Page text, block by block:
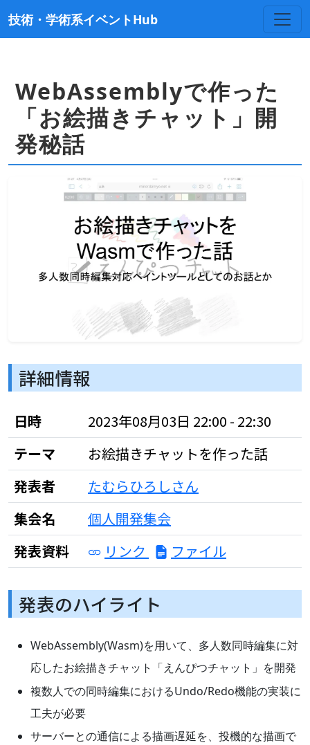
技術・学術系イベントHub
WebAssemblyで作った
「お絵描きチャット」開
発秘話
詳細情報
日時
2023年08月03日 22:00 - 22:30
テーマ
お絵描きチャットを作った話
発表者
たむらひろしさん
集会名
個人開発集会
発表資料
リンク ファイル
発表のハイライト
WebAssembly(Wasm)を用いて、多人数同時編集に対
応したお絵描きチャット「えんぴつチャット」を開発
複数人での同時編集におけるUndo/Redo機能の実装に
工夫が必要
サーバーとの通信による描画遅延を、投機的な描画で